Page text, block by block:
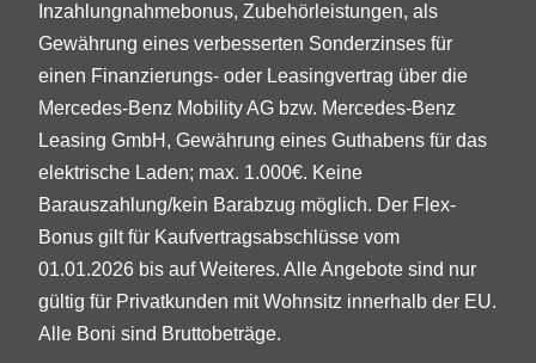
Inzahlungnahmebonus, Zubehörleistungen, als
Gewährung eines verbesserten Sonderzinses für
einen Finanzierungs- oder Leasingvertrag über die
Mercedes-Benz Mobility AG bzw. Mercedes-Benz
Leasing GmbH, Gewährung eines Guthabens für das
elektrische Laden; max. 1.000€. Keine
Barauszahlung/kein Barabzug möglich. Der Flex-
Bonus gilt für Kaufvertragsabschlüsse vom
01.01.2026 bis auf Weiteres. Alle Angebote sind nur
gültig für Privatkunden mit Wohnsitz innerhalb der EU.
Alle Boni sind Bruttobeträge.